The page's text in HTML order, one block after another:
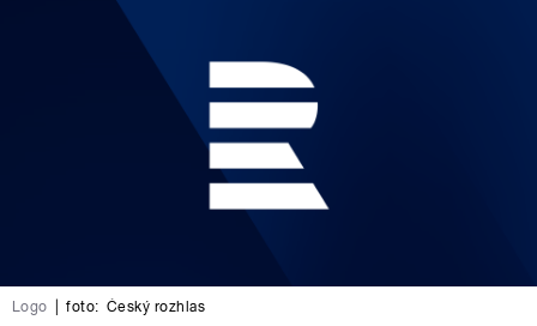
Logo foto: Český rozhlas